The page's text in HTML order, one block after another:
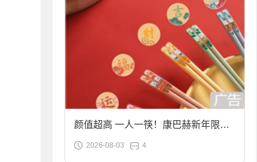
颜值超高 一人一筷！康巴赫新年限定
合金筷子大促：19.9元
2026-08-03 4